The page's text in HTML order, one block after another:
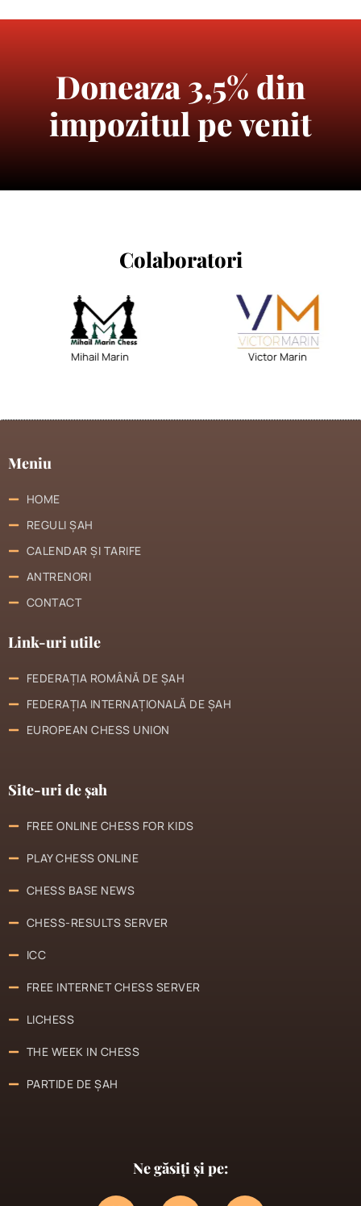
Doneaza 3,5% din
impozitul pe venit
Colaboratori
Mihail Marin Victor Marin
Meniu
HOME
REGULI ȘAH
CALENDAR ȘI TARIFE
ANTRENORI
CONTACT
Link-uri utile
FEDERAȚIA ROMÂNĂ DE ȘAH
FEDERAȚIA INTERNAȚIONALĂ DE ȘAH
EUROPEAN CHESS UNION
Site-uri de șah
FREE ONLINE CHESS FOR KIDS
PLAY CHESS ONLINE
CHESS BASE NEWS
CHESS-RESULTS SERVER
ICC
FREE INTERNET CHESS SERVER
LICHESS
THE WEEK IN CHESS
PARTIDE DE ȘAH
Ne găsiți și pe: